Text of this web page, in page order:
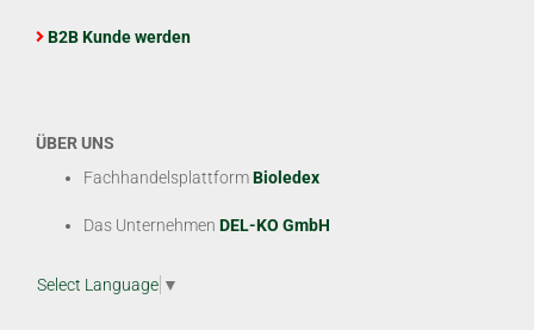
B2B Kunde werden
ÜBER UNS
FachhandelsplattformBioledex
Das Unternehmen DEL-KO GmbH
Select Language ▼